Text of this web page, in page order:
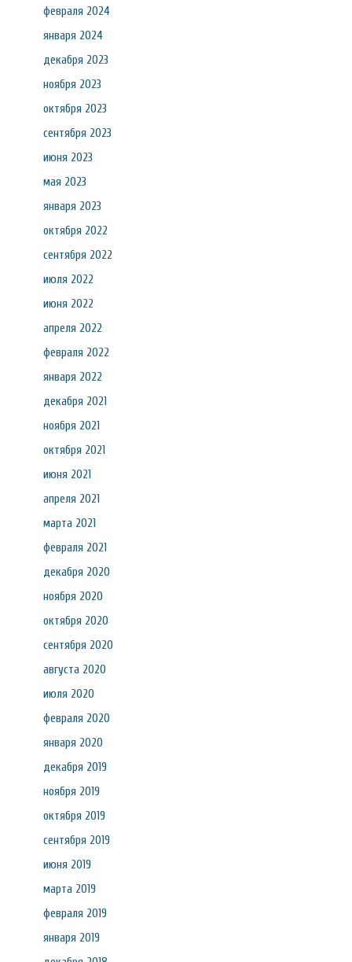
февраля 2024
января 2024
декабря 2023
ноября 2023
октября 2023
сентября 2023
июня 2023
мая 2023
января 2023
октября 2022
сентября 2022
июля 2022
июня 2022
апреля 2022
февраля 2022
января 2022
декабря 2021
ноября 2021
октября 2021
июня 2021
апреля 2021
марта 2021
февраля 2021
декабря 2020
ноября 2020
октября 2020
сентября 2020
августа 2020
июля 2020
февраля 2020
января 2020
декабря 2019
ноября 2019
октября 2019
сентября 2019
июня 2019
марта 2019
февраля 2019
января 2019